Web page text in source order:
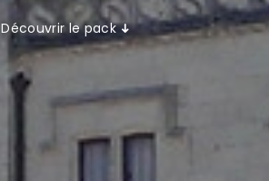
Découvrir le pack